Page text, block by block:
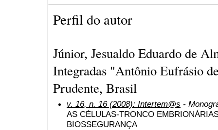
Perfil do autor
Júnior, Jesualdo Eduardo de
Integradas "Antônio Eufrásio
Prudente, Brasil
v. 16, n. 16 (2008): Intertem@s -
AS CÉLULAS-TRONCO
BIOSSEGURANÇA